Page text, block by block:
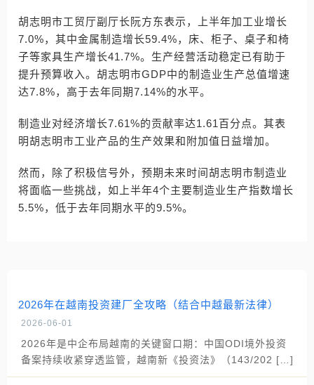
胡志明市工贸厅副厅长阮方东表示，上半年加工业增长
7.0%，其中金属制造增长59.4%，床、柜子、桌子和椅
子等家具生产增长41.7%。生产经营活动稳定已有助于
提升预算收入。胡志明市GDP中的制造业生产总值增速
达7.8%，高于去年同期7.14%的水平。
制造业对经济增长7.61%的贡献率达1.61百分点。其表
明胡志明市工业产品的生产效果和附加值日益增加。
然而，除了积极信号外，预期未来时间胡志明市制造业
将面临一些挑战，如上半年4个主要制造业生产指数增长
5.5%，低于去年同期水平的9.5%。
2026年在越南投资建厂全攻略（结合中越最新法律）
2026-06-01
2026年是中企布局越南的关键窗口期：中国ODI境外投资
备案持续收紧穿透监管，越南新《投资法》（143/202 […]